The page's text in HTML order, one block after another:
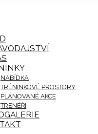
NABÍDKA
TRÉNINKOVÉ PROSTORY
PLÁNOVANÉ AKCE
TRENÉŘI